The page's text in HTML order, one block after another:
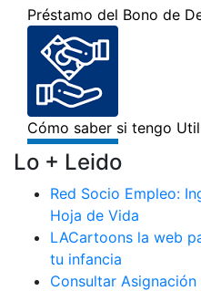
Lo + Leido
Red Socio Empleo:
Hoja de Vida
LACartoons la web
tu infancia
Consultar